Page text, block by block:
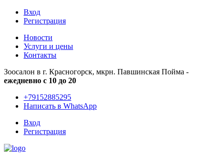
Вход
Регистрация
Новости
Услуги и цены
Контакты
Зоосалон в г. Красногорск, мкрн. Павшинская Пойма -
ежедневно с 10 до 20
+79152885295
Написать в WhatsApp
Вход
Регистрация